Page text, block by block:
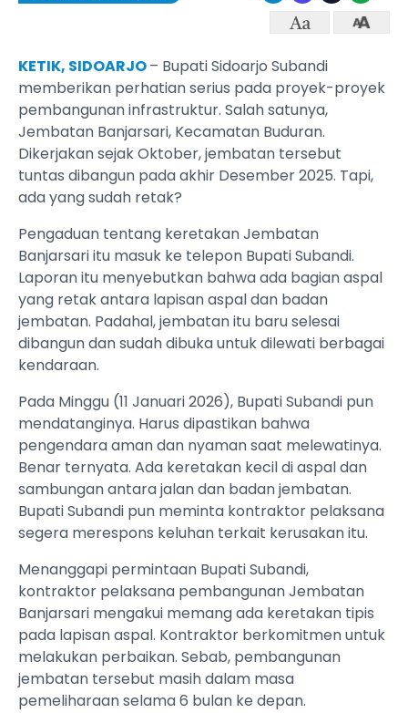
KETIK, SIDOARJO– Bupati Sidoarjo Subandi
memberikan perhatian serius pada proyek-proyek
pembangunan infrastruktur. Salah satunya,
Jembatan Banjarsari, Kecamatan Buduran.
Dikerjakan sejak Oktober, jembatan tersebut
tuntas dibangun pada akhir Desember 2025. Tapi,
ada yang sudah retak?
Pengaduan tentang keretakan Jembatan
Banjarsari itu masuk ke telepon Bupati Subandi.
Laporan itu menyebutkan bahwa ada bagian aspal
yang retak antara lapisan aspal dan badan
jembatan. Padahal, jembatan itu baru selesai
dibangun dan sudah dibuka untuk dilewati berbagai
kendaraan.
Pada Minggu (11 Januari 2026), Bupati Subandi pun
mendatanginya. Harus dipastikan bahwa
pengendara aman dan nyaman saat melewatinya.
Benar ternyata. Ada keretakan kecil di aspal dan
sambungan antara jalan dan badan jembatan.
Bupati Subandi pun meminta kontraktor pelaksana
segera merespons keluhan terkait kerusakan itu.
Menanggapi permintaan Bupati Subandi,
kontraktor pelaksana pembangunan Jembatan
Banjarsari mengakui memang ada keretakan tipis
pada lapisan aspal. Kontraktor berkomitmen untuk
melakukan perbaikan. Sebab, pembangunan
jembatan tersebut masih dalam masa
pemeliharaan selama 6 bulan ke depan.